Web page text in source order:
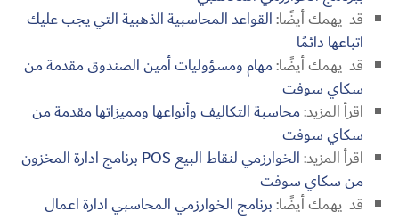
قد يهمك أيضًا:القواعد المحاسبية الذهبية التي يجب عليك
اتباعها دائمًا
قد يهمك أيضًا:مهام ومسؤوليات أمين الصندوق مقدمة من
سكاي سوفت
اقرأ المزيد:محاسبة التكاليف وأنواعها ومميزاتها مقدمة من
سكاي سوفت
اقرأ المزيد:
الخوارزمي لنقاط البيع POS برنامج ادارة المخزون
من سكاي سوفت
قد يهمك أيضًا:برنامج الخوارزمي المحاسبي ادارة اعمال